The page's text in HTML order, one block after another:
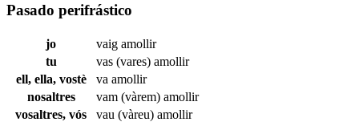
Pasado perifrástico
jo vaig amollir
tu
vas (vares) amollir
ell, ella, vostè
va amollir
nosaltres
vam (vàrem) amollir
vosaltres, vós
vau (vàreu) amollir